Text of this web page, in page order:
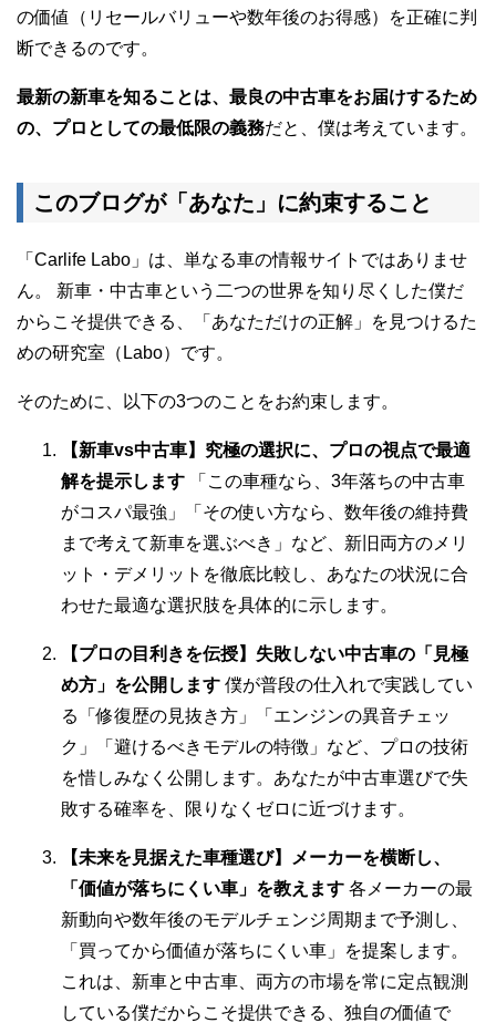
の価値（リセールバリューや数年後のお得感）を正確に判
断できるのです。
最新の新車を知ることは、最良の中古車をお届けするため
の、プロとしての最低限の義務だと、僕は考えています。
このブログが「あなた」に約束すること
「Carlife Labo」は、単なる車の情報サイトではありませ
ん。 新車・中古車という二つの世界を知り尽くした僕だ
からこそ提供できる、「あなただけの正解」を見つけるた
めの研究室（Labo）です。
そのために、以下の3つのことをお約束します。
【新車vs中古車】究極の選択に、プロの視点で最適
解を提示します 「この車種なら、3年落ちの中古車
がコスパ最強」「その使い方なら、数年後の維持費
まで考えて新車を選ぶべき」など、新旧両方のメリ
ット・デメリットを徹底比較し、あなたの状況に合
わせた最適な選択肢を具体的に示します。
【プロの目利きを伝授】失敗しない中古車の「見極
め方」を公開します 僕が普段の仕入れで実践してい
る「修復歴の見抜き方」「エンジンの異音チェッ
ク」「避けるべきモデルの特徴」など、プロの技術
を惜しみなく公開します。あなたが中古車選びで失
敗する確率を、限りなくゼロに近づけます。
【未来を見据えた車種選び】メーカーを横断し、
「価値が落ちにくい車」を教えます 各メーカーの最
新動向や数年後のモデルチェンジ周期まで予測し、
「買ってから価値が落ちにくい車」を提案します。
これは、新車と中古車、両方の市場を常に定点観測
している僕だからこそ提供できる、独自の価値で